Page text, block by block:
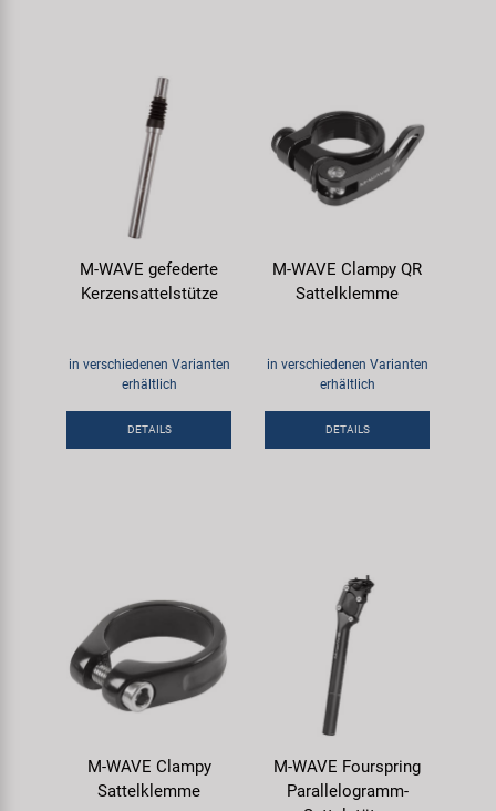
M-WAVE gefederte
Kerzensattelstütze
in verschiedenen Varianten
erhältlich
DETAILS
M-WAVE Clampy QR
Sattelklemme
in verschiedenen Varianten
erhältlich
DETAILS
M-WAVE Clampy
Sattelklemme
M-WAVE Fourspring
Parallelogramm-